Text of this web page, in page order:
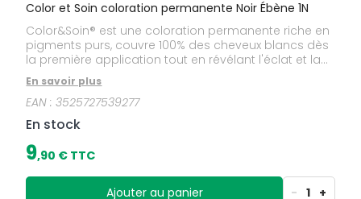
Color et Soin coloration permanente Noir Ébène 1N
Color&Soin® est une coloration permanente riche en
pigments purs, couvre 100% des cheveux blancs dès
la première application tout en révélant l'éclat et la
brillance des cheveux. Enrichie en protéines
végétales, Color&Soin® colore parfaitement le
cheveu tout en le rendant soyeux et ce, sans
l'alourdir !
En savoir plus
EAN :3525727539277
En stock
9,90 € TTC
Ajouter au panier - 1 +